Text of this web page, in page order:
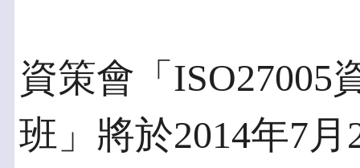
資策會「ISO27005
班」將於2014年7